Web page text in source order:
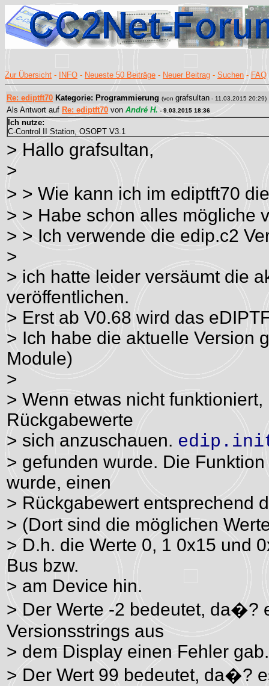
Zur Übersicht - INFO - Neueste 50 Beiträge - Neuer Beitrag - Suchen - FAQ
Re: ediptft70 Kategorie: Programmierung (von grafsultan - 11.03.2015 20:29)
Als Antwort auf Re: ediptft70 von André H. - 9.03.2015 18:36
Ich nutze:
C-Control II Station, OSOPT V3.1
> Hallo grafsultan,
>
> > Wie kann ich im ediptft70
> > Habe schon alles mögliche
> > Ich verwende die edip.c2
>
> ich hatte leider versäumt die
veröffentlichen.
> Erst ab V0.68 wird das
> Ich habe die aktuelle Version
Module)
>
> Wenn etwas nicht
Rückgabewerte
> sich anzuschauen.
> gefunden wurde. Die
wurde, einen
> Rückgabewert entsprechend
> (Dort sind die möglichen
> D.h. die Werte 0, 1 0x15 und
Bus bzw.
> am Device hin.
> Der Werte -2 bedeutet, da�?
Versionsstrings aus
> dem Display einen Fehler gab.
> Der Wert 99 bedeutet, da�?